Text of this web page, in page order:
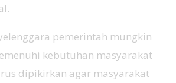
pemerintah mungkin
kebutuhan masyarakat
dipikirkan agar masyarakat